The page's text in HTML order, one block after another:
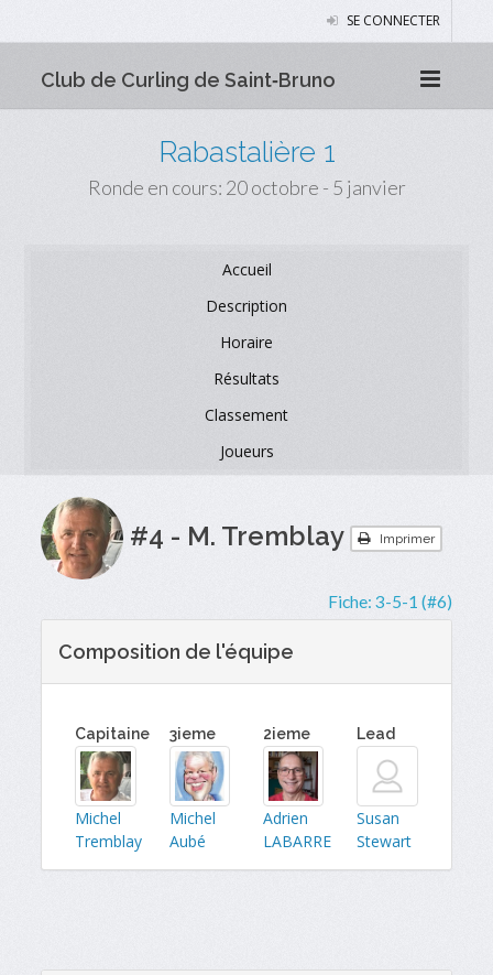
SE CONNECTER
Club de Curling de Saint‑Bruno
Rabastalière 1
Ronde en cours: 20 octobre - 5 janvier
Accueil
Description
Horaire
Résultats
Classement
Joueurs
#4 - M. Tremblay Imprimer
Fiche: 3-5-1 (#6)
Composition de l'équipe
Capitaine
Michel
Tremblay
3ieme
Michel
Aubé
2ieme
Adrien
LABARRE
Lead
Susan
Stewart